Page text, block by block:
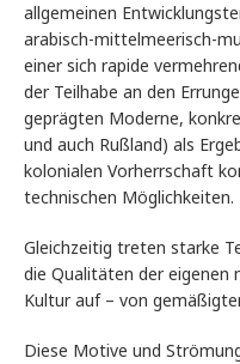
allgemeinen
arabisch-mittelmeerisch-
einer sich rapide
der Teilhabe an den
geprägten Moderne,
und auch Rußland) als
kolonialen Vorherrschaft
technischen Möglichkeiten.
Gleichzeitig treten starke
die Qualitäten der eigenen
Kultur auf – von
Diese Motive und